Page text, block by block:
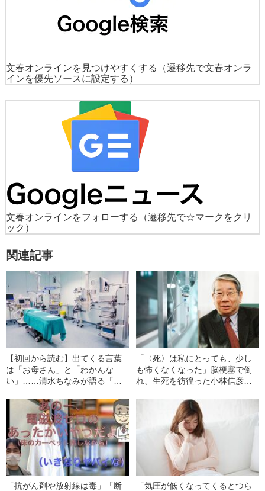
文春オンラインを見つけやすくする
（遷移先で文春オンラ
インを優先ソースに設定する）
文春オンラインをフォローする
（遷移先で☆マークをクリ
ック）
関連記事
【初回から読む】出てくる言葉
は「お母さん」と「わかんな
い」……清水ちなみが語る「左
「〈死〉は私にとっても、少し
も怖くなくなった」脳梗塞で倒
れ、生死を彷徨った小林信彦が
「抗がん剤や放射線は毒」「断
「気圧が低くなってくるとつら